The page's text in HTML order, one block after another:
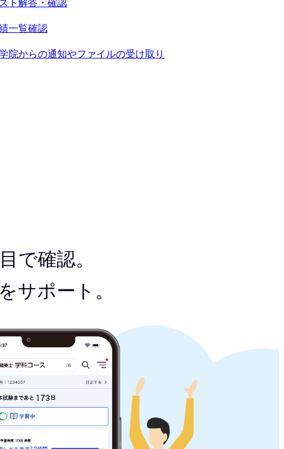
ト解答・確認
一覧確認
院からの通知やファイルの受け取り
で確認。
サポート。